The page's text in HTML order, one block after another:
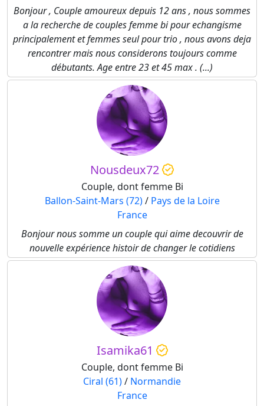
Bonjour , Couple amoureux depuis 12 ans , nous sommes
a la recherche de couples femme bi pour echangisme
principalement et femmes seul pour trio , nous avons deja
rencontrer mais nous considerons toujours comme
débutants. Age entre 23 et 45 max . (...)
Nousdeux72
Couple, dont femme Bi
Ballon-Saint-Mars (72)/ Pays de la Loire
France
Bonjour nous somme un couple qui aime decouvrir de
nouvelle expérience histoir de changer le cotidiens
Isamika61
Couple, dont femme Bi
Ciral (61)/ Normandie
France